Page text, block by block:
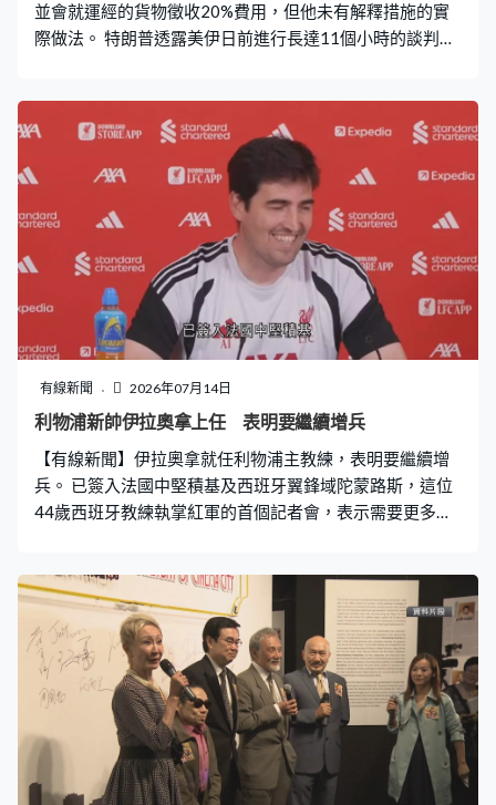
並會就運經的貨物徵收20%費用，但他未有解釋措施的實
際做法。 特朗普透露美伊日前進行長達11個小時的談判，
將控制霍爾木茲海峽，並擔當守護者維持安全，但基於公
平原則，美國將就運經海峽的所有貨物徵收20%費用，以
獲得補償，相關程序會即時啟動。伊朗軍方則警告不會容
許美國介入對海峽的管理。
有線新聞 2026年07月14日
利物浦新帥伊拉奧拿上任 表明要繼續增兵
【有線新聞】伊拉奧拿就任利物浦主教練，表明要繼續增
兵。 已簽入法國中堅積基及西班牙翼鋒域陀蒙路斯，這位
44歲西班牙教練執掌紅軍的首個記者會，表示需要更多球